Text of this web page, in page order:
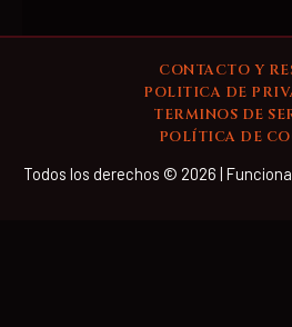
CONTACTO Y
POLITICA DE
TERMINOS DE
POLÍTICA DE
Todos los derechos © 2026 |